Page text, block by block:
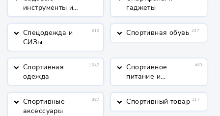
инструменты и
полив
гаджеты
keyboard_arrow_down Спецодежда и
СИЗы
610 keyboard_arrow_down Спортивная обувь 237
keyboard_arrow_down Спортивная
одежда
1047 keyboard_arrow_down Спортивное
питание и
косметика
463
keyboard_arrow_down Спортивные
аксессуары
387 keyboard_arrow_down Спортивный товар 217